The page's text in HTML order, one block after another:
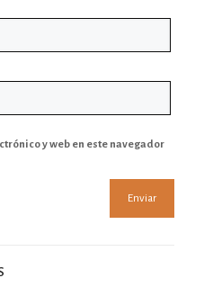
y web en este navegador